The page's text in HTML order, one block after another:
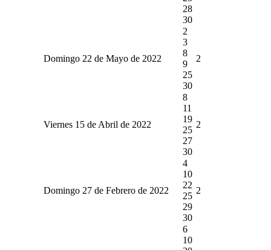
28
30
Domingo 22 de Mayo de 2022
2
3
8
9
25
30
2
Viernes 15 de Abril de 2022
8
11
19
25
27
30
2
Domingo 27 de Febrero de 2022
4
10
22
25
29
30
2
6
10